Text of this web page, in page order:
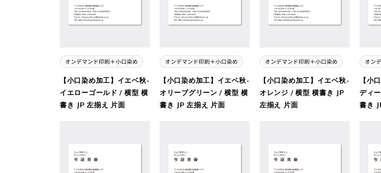
【小口染め加工】イエベ秋-
イエローゴールド / 横型 横
書き JP 左揃え 片面
【小口染め加工】イエベ秋-
オリーブグリーン / 横型 横
書き JP 左揃え 片面
【小口染め加工】イエベ秋-
オレンジ / 横型 横書き JP
左揃え 片面
【小
ディ
書き